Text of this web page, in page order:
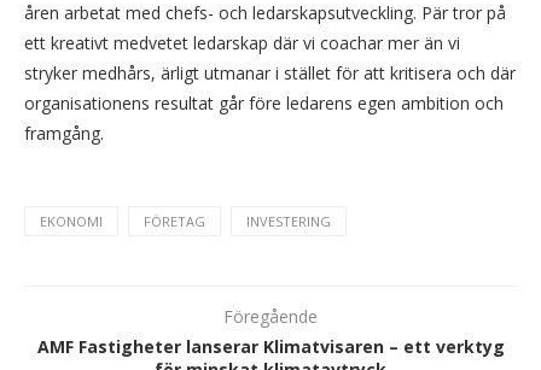
åren arbetat med chefs- och ledarskapsutveckling. Pär tror på
ett kreativt medvetet ledarskap där vi coachar mer än vi
stryker medhårs, ärligt utmanar i stället för att kritisera och där
organisationens resultat går före ledarens egen ambition och
framgång.
EKONOMI FÖRETAG INVESTERING
Föregående
AMF Fastigheter lanserar Klimatvisaren – ett verktyg